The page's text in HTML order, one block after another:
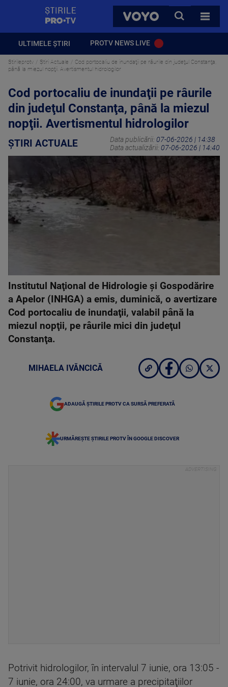
VOYO
CAUTA
TOATE
ULTIMELE ȘTIRI PROTV NEWS LIVE
Stirileprotv Știri Actuale
Cod portocaliu de inundaţii pe râurile din judeţul Constanţa,
până la miezul nopţii. Avertismentul hidrologilor
Cod portocaliu de inundaţii pe râurile
din judeţul Constanţa, până la miezul
nopţii. Avertismentul hidrologilor
ȘTIRI ACTUALE Data publicării: 07-06-2026 | 14:38
Data actualizării: 07-06-2026 | 14:40
Institutul Naţional de Hidrologie şi Gospodărire
a Apelor (INHGA) a emis, duminică, o avertizare
Cod portocaliu de inundaţii, valabil până la
miezul nopţii, pe râurile mici din judeţul
Constanţa.
MIHAELA IVĂNCICĂ
ADAUGĂ ȘTIRILE PROTV CA SURSĂ PREFERATĂ
URMĂREȘTE ȘTIRILE PROTV ÎN GOOGLE DISCOVER
Potrivit hidrologilor, în intervalul 7 iunie, ora 13:05 -
7 iunie, ora 24:00, va urmare a precipitaţiilor